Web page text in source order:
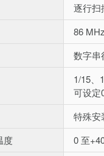
逐行扫
86
数字串
1/15、
可设定
特殊安
度
0 至